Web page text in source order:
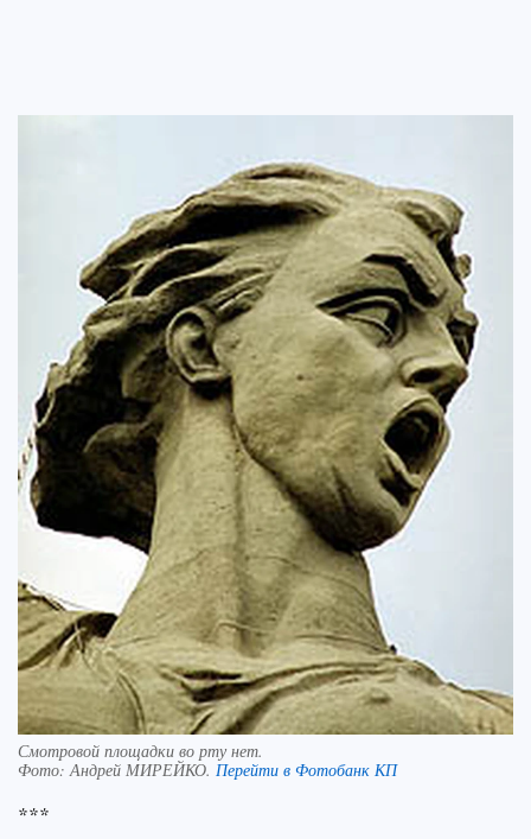
Смотровой площадки во рту нет.
Фото: Андрей МИРЕЙКО. Перейти в Фотобанк КП
***